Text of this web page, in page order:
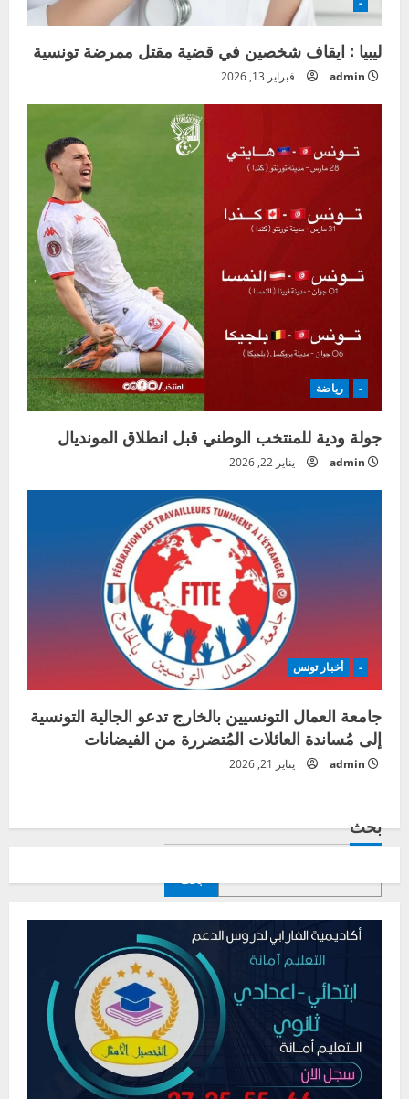
ليبيا : ايقاف شخصين في قضية مقتل ممرضة تونسية
admin فبراير 13, 2026
- رياضة
جولة ودية للمنتخب الوطني قبل انطلاق المونديال
admin يناير 22, 2026
- أخبار تونس
جامعة العمال التونسيين بالخارج تدعو الجالية التونسية
إلى مُساندة العائلات المُتضررة من الفيضانات
admin يناير 21, 2026
بحث